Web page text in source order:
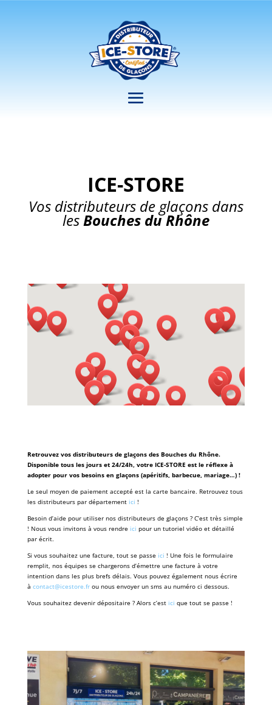
ICE-STORE
Vos distributeurs de glaçons dans
lesBouches du Rhône
Retrouvez vos distributeurs de glaçons des Bouches du Rhône.
Disponible tous les jours et 24/24h, votre ICE-STORE est le réflexe à
adopter pour vos besoins en glaçons (apéritifs, barbecue, mariage…) !
Le seul moyen de paiement accepté est la carte bancaire. Retrouvez tous
les distributeurs par départementici !
Besoin d’aide pour utiliser nos distributeurs de glaçons ? C’est très simple
! Nous vous invitons à vous rendre ici pour un tutoriel vidéo et détaillé
par écrit.
Si vous souhaitez une facture, tout se passe ici ! Une fois le formulaire
remplit, nos équipes se chargerons d’émettre une facture à votre
intention dans les plus brefs délais. Vous pouvez également nous écrire
à contact@icestore.frou nous envoyer un sms au numéro ci dessous.
Vous souhaitez devenir dépositaire ? Alors c’est ici que tout se passe !